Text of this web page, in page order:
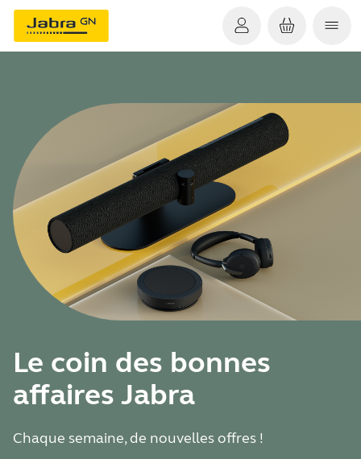
Le coin des bonnes
affaires Jabra
Chaque semaine, de nouvelles offres !